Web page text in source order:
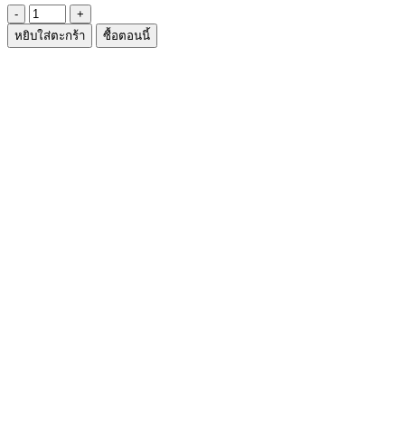
จำนวน
กะละมัง
หยิบใส่ตะกร้า ซื้อตอนนี้